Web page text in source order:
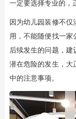
一定要选择专业的，
因为幼儿园装修不仅
用，不能随便找一
后续发生的问题，
潜在危险的发生，大
中的注意事项。